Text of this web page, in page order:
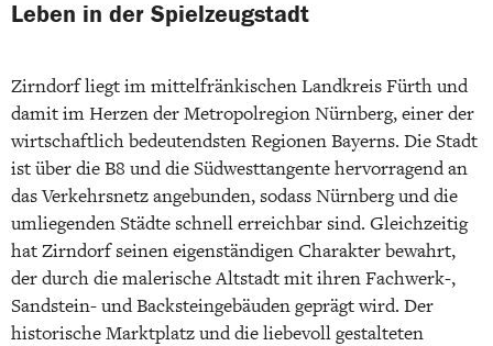
Leben in der Spielzeugstadt
Zirndorf liegt im mittelfränkischen Landkreis Fürth und
damit im Herzen der Metropolregion Nürnberg, einer der
wirtschaftlich bedeutendsten Regionen Bayerns. Die Stadt
ist über die B8 und die Südwesttangente hervorragend an
das Verkehrsnetz angebunden, sodass Nürnberg und die
umliegenden Städte schnell erreichbar sind. Gleichzeitig
hat Zirndorf seinen eigenständigen Charakter bewahrt,
der durch die malerische Altstadt mit ihren Fachwerk-,
Sandstein- und Backsteingebäuden geprägt wird. Der
historische Marktplatz und die liebevoll gestalteten